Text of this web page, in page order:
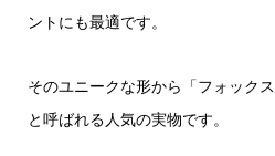
ントにも最適です。
そのユニークな形から「フォック
と呼ばれる人気の実物です。